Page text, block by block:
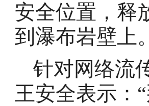
安全位置，释
到瀑布岩壁上
针对网络流
王安全表示：